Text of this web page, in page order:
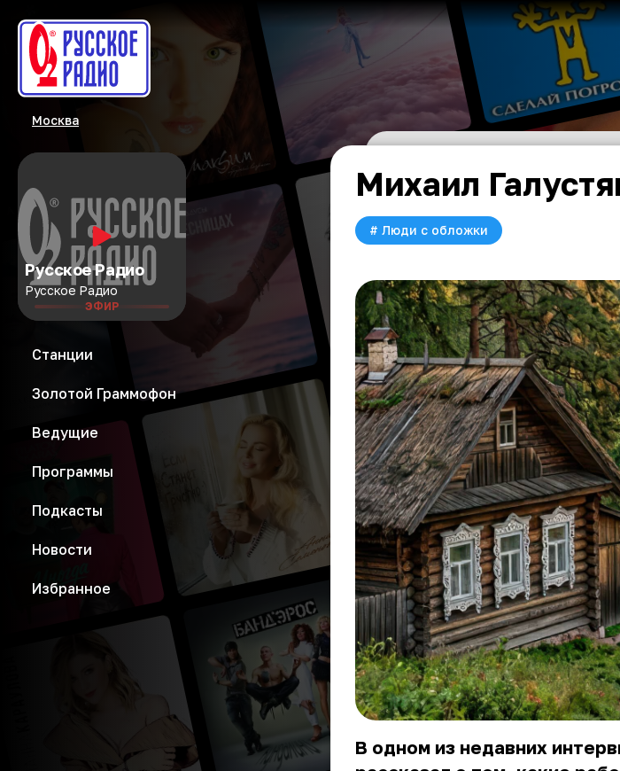
Москва
Русское Радио
Русское Радио
ЭФИР
Станции
Золотой Граммофон
Ведущие
Программы
Подкасты
Новости
Избранное
Михаил
# Люди с обложки
В одном из недавних